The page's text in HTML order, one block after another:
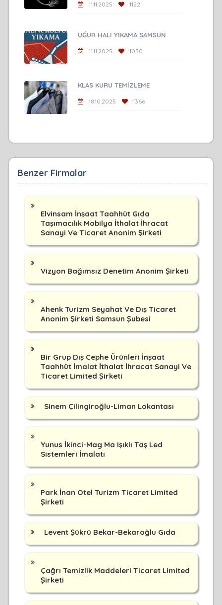
11.11.2025 1122
UĞUR HALI YIKAMA SAMSUN
11.11.2025 1030
KLAS KURU TEMİZLEME
18.10.2025 1366
Benzer Firmalar
Elvinsam İnşaat Taahhüt Gıda
Taşımacılık Mobilya İthalat İhracat
Sanayi Ve Ticaret Anonim Şirketi
Vizyon Bağımsız Denetim Anonim Şirketi
Ahenk Turizm Seyahat Ve Dış Ticaret
Anonim Şirketi Samsun Şubesi
Bir Grup Dış Cephe Ürünleri İnşaat
Taahhüt İmalat İthalat İhracat Sanayi Ve
Ticaret Limited Şirketi
Sinem Çilingiroğlu-Liman Lokantası
Yunus İkinci-Mag Ma Işıklı Taş Led
Sistemleri İmalatı
Park İnan Otel Turizm Ticaret Limited
Şirketi
Levent Şükrü Bekar-Bekaroğlu Gıda
Çağrı Temizlik Maddeleri Ticaret Limited
Şirketi